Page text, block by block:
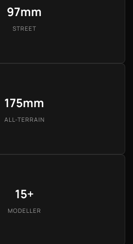
97mm
STREET
175mm
ALL-TERRAIN
15+
MODELLER